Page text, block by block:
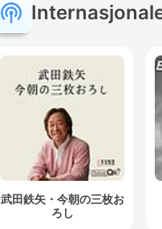
武田鉄矢・今朝の三枚お
ろし